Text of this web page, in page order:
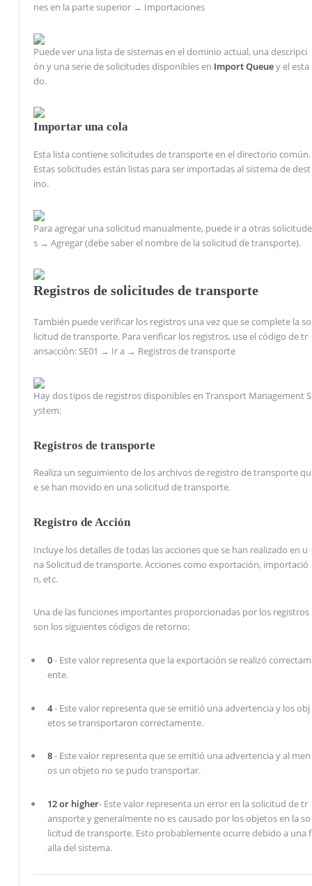
nes en la parte superior → Importaciones
Puede ver una lista de sistemas en el dominio actual, una descripci
ón y una serie de solicitudes disponibles en Import Queuey el esta
do.
Importar una cola
Esta lista contiene solicitudes de transporte en el directorio común.
Estas solicitudes están listas para ser importadas al sistema de dest
ino.
Para agregar una solicitud manualmente, puede ir a otras solicitude
s → Agregar (debe saber el nombre de la solicitud de transporte).
Registros de solicitudes de transporte
También puede verificar los registros una vez que se complete la so
licitud de transporte. Para verificar los registros, use el código de tr
ansacción: SE01 → Ir a → Registros de transporte
Hay dos tipos de registros disponibles en Transport Management S
ystem:
Registros de transporte
Realiza un seguimiento de los archivos de registro de transporte qu
e se han movido en una solicitud de transporte.
Registro de Acción
Incluye los detalles de todas las acciones que se han realizado en u
na Solicitud de transporte. Acciones como exportación, importació
n, etc.
Una de las funciones importantes proporcionadas por los registros
son los siguientes códigos de retorno:
0- Este valor representa que la exportación se realizó correctam
ente.
4- Este valor representa que se emitió una advertencia y los obj
etos se transportaron correctamente.
8- Este valor representa que se emitió una advertencia y al men
os un objeto no se pudo transportar.
12 or higher- Este valor representa un error en la solicitud de tr
ansporte y generalmente no es causado por los objetos en la so
licitud de transporte. Esto probablemente ocurre debido a una f
alla del sistema.